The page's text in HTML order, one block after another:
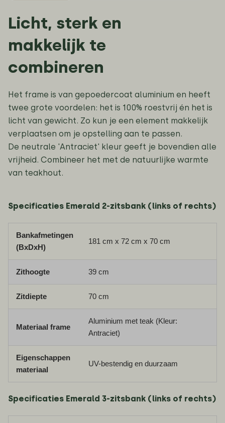
Licht, sterk en
makkelijk te
combineren
Het frame is van gepoedercoat aluminium en heeft
twee grote voordelen: het is 100% roestvrij én het is
licht van gewicht. Zo kun je een element makkelijk
verplaatsen om je opstelling aan te passen.
De neutrale 'Antraciet' kleur geeft je bovendien alle
vrijheid. Combineer het met de natuurlijke warmte
van teakhout.
Specificaties Emerald 2-zitsbank (links of rechts)
Bankafmetingen
(BxDxH)
181 cm x 72 cm x 70 cm
Zithoogte 39 cm
Zitdiepte 70 cm
Materiaal frame
Aluminium met teak (Kleur:
Antraciet)
Eigenschappen
materiaal
UV-bestendig en duurzaam
Specificaties Emerald 3-zitsbank (links of rechts)